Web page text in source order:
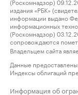
издания «РБК»
информации выдано
информационных
(Роскомнадзор)
сопровождаются
Владельцем сайта
Данные
Индексы облигаций
Информация об